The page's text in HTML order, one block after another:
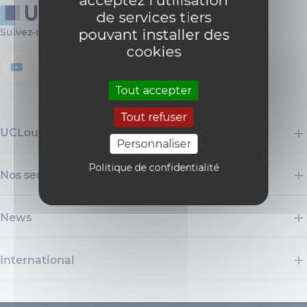
de services tiers
pouvant installer des
cookies
Tout accepter
Tout refuser
Personnaliser
Politique de confidentialité
Suivez-nous
UCLouvain
Nos services
News
International